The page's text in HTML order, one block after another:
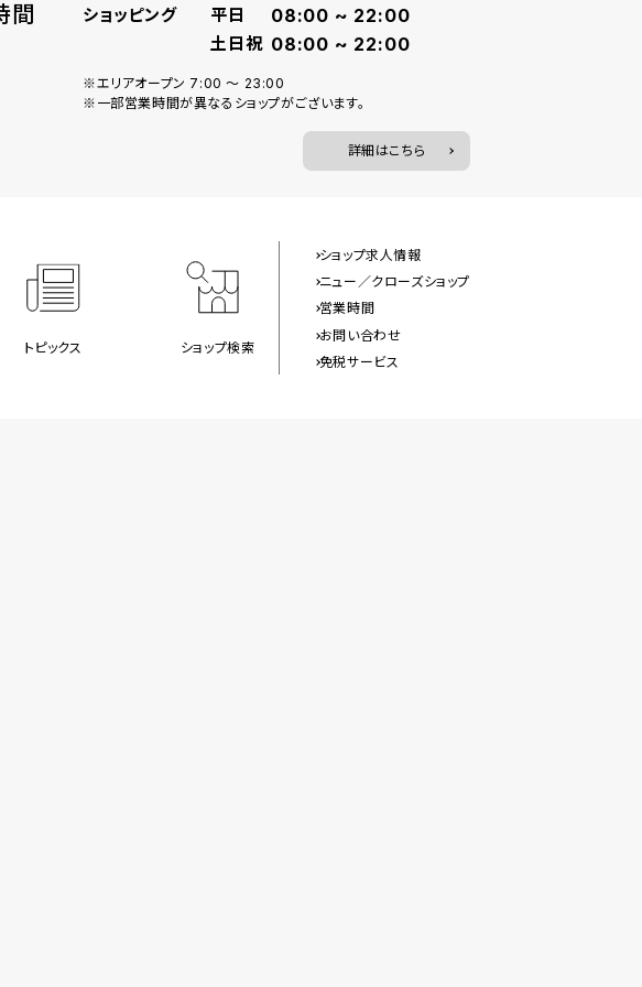
間 ショッピング 平日 08:00 ~ 22:00
土日祝 08:00 ~ 22:00
※エリアオープン 7:00 ～ 23:00
※一部営業時間が異なるショップがございます。
詳細はこちら
トピックス ショップ検索
ショップ求人情報
ニュー／クローズショップ
営業時間
お問い合わせ
免税サービス